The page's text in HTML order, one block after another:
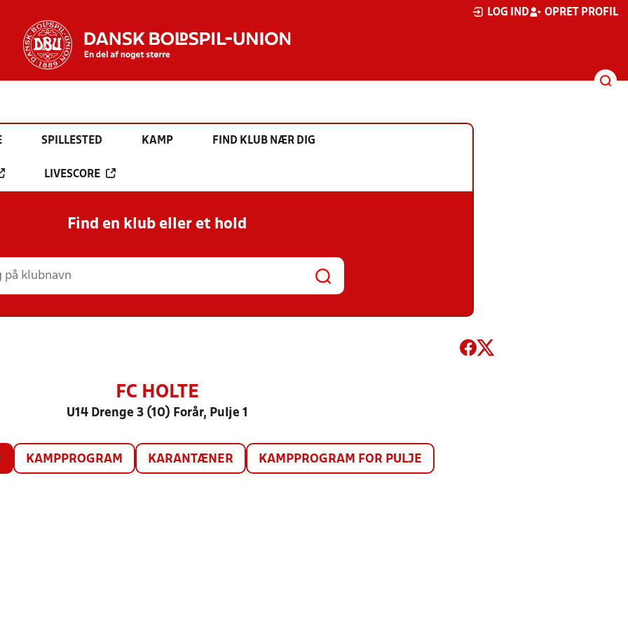
LOG IND OPRET PROFIL
SPILLESTED KAMP FIND KLUB NÆR DIG
LIVESCORE
Find en klub eller et hold
FC HOLTE
U14 Drenge 3 (10) Forår, Pulje 1
KAMPPROGRAM KARANTÆNER KAMPPROGRAM FOR PULJE